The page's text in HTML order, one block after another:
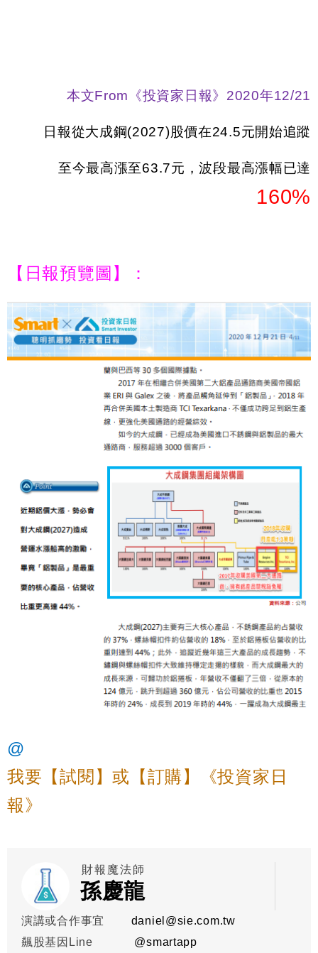
本文From 《投資家日報》 2020年12/21
日報從大成鋼(2027)股價在24.5元開始追蹤
至今最高漲至63.7元，波段最高漲幅已達
160%
【日報預覽圖】：
@
我要【試閱】或【訂購】《投資家日
報》
財報魔法師
孫慶龍
演講或合作事宜
daniel@sie.com.tw
飆股基因Line
@smartapp